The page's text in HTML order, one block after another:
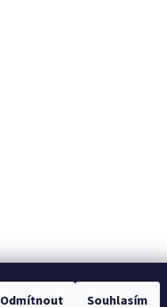
Odmítnout Souhlasím